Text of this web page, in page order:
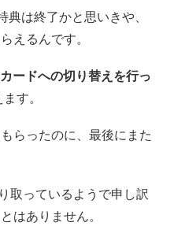
は終了かと思いきや、
えるんです。
ードへの切り替えを行っ
す。
らったのに、最後にまた
取っているようで申し訳
はありません。